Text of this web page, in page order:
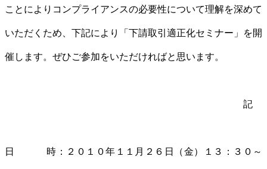
ことによりコンプライアンスの必要性について理解を深めて
いただくため、下記により「下請取引適正化セミナー」を開
催します。ぜひご参加をいただければと思います。
記
日 時：２０１０年１１月２６日（金）１３：３０～